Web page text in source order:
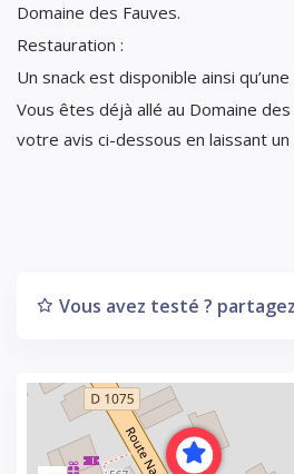
Domaine des Fauves.
Restauration :
Un snack est disponible ainsi
Vous êtes déjà allé au Domaine
votre avis ci-dessous en laissant
Vous avez testé ?